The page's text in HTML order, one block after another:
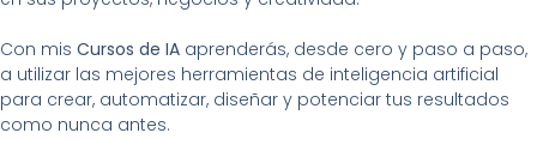
Con mis Cursos de IA aprenderás, desde cero y paso a paso,
a utilizar las mejores herramientas de inteligencia artificial
para crear, automatizar, diseñar y potenciar tus resultados
como nunca antes.